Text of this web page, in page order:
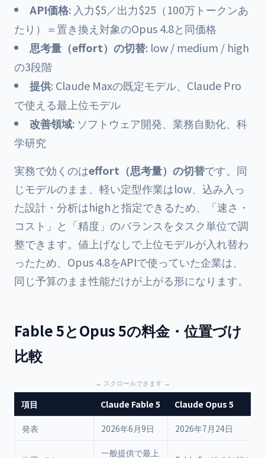
API価格: 入力$5／出力$25（100万トークンあ
たり）＝置き換え対象のOpus 4.8と同価格
思考量（effort）の切替: low / medium / high
の3段階
提供: Claude Maxの既定モデル、Claude Pro
で使える最上位モデル
改善領域: ソフトウェア開発、業務自動化、科
学研究
実務で効くのはeffort（思考量）の切替です。同
じモデルのまま、軽い定型作業はlow、込み入っ
た設計・分析はhighと指定できるため、「速さ・
コスト」と「精度」のバランスをタスク単位で調
整できます。値上げなしで上位モデルが入れ替わ
ったため、Opus 4.8をAPIで使っていた企業は、
同じ予算のまま性能だけが上がる形になります。
Fable 5とOpus 5の料金・位置づけ
比較
項目 Claude Fable 5 Claude Opus 5
発表 2026年6月9日 2026年7月24日
一般提供で最上